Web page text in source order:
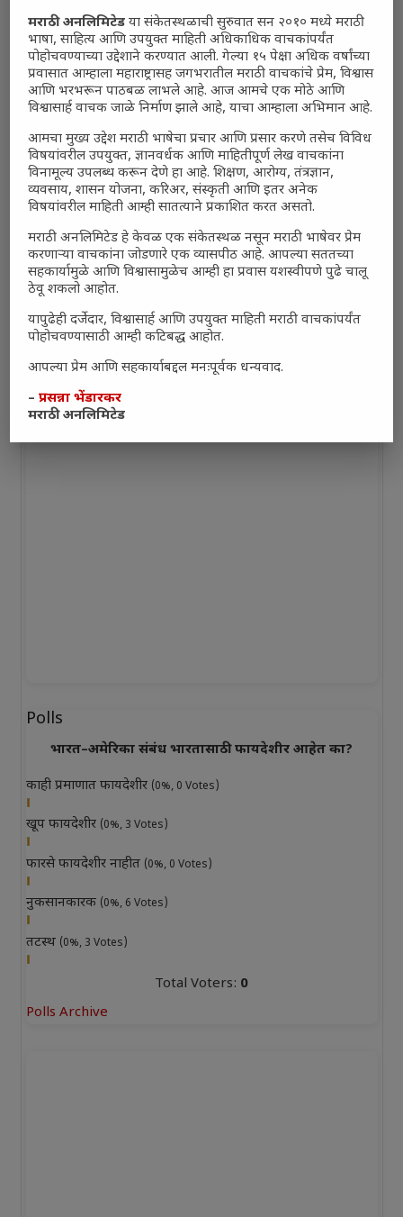
Polls
भारत–अमेरिका संबंध भारतासाठी फायदेशीर आहेत का?
काही प्रमाणात फायदेशीर (0%, 0 Votes)
खूप फायदेशीर (0%, 3 Votes)
फारसे फायदेशीर नाहीत (0%, 0 Votes)
नुकसानकारक (0%, 6 Votes)
तटस्थ (0%, 3 Votes)
Total Voters: 0
Polls Archive
मराठी अनलिमिटेड या संकेतस्थळाची सुरुवात सन २०१० मध्ये मराठी
भाषा, साहित्य आणि उपयुक्त माहिती अधिकाधिक वाचकांपर्यंत
पोहोचवण्याच्या उद्देशाने करण्यात आली. गेल्या १५ पेक्षा अधिक वर्षांच्या
प्रवासात आम्हाला महाराष्ट्रासह जगभरातील मराठी वाचकांचे प्रेम, विश्वास
आणि भरभरून पाठबळ लाभले आहे. आज आमचे एक मोठे आणि
विश्वासार्ह वाचक जाळे निर्माण झाले आहे, याचा आम्हाला अभिमान आहे.
आमचा मुख्य उद्देश मराठी भाषेचा प्रचार आणि प्रसार करणे तसेच विविध
विषयांवरील उपयुक्त, ज्ञानवर्धक आणि माहितीपूर्ण लेख वाचकांना
विनामूल्य उपलब्ध करून देणे हा आहे. शिक्षण, आरोग्य, तंत्रज्ञान,
व्यवसाय, शासन योजना, करिअर, संस्कृती आणि इतर अनेक
विषयांवरील माहिती आम्ही सातत्याने प्रकाशित करत असतो.
मराठी अनलिमिटेड हे केवळ एक संकेतस्थळ नसून मराठी भाषेवर प्रेम
करणाऱ्या वाचकांना जोडणारे एक व्यासपीठ आहे. आपल्या सततच्या
सहकार्यामुळे आणि विश्वासामुळेच आम्ही हा प्रवास यशस्वीपणे पुढे चालू
ठेवू शकलो आहोत.
यापुढेही दर्जेदार, विश्वासार्ह आणि उपयुक्त माहिती मराठी वाचकांपर्यंत
पोहोचवण्यासाठी आम्ही कटिबद्ध आहोत.
आपल्या प्रेम आणि सहकार्याबद्दल मनःपूर्वक धन्यवाद.
–प्रसन्ना भेंडारकर
मराठी अनलिमिटेड